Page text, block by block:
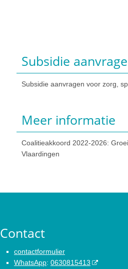
Subsidie
Subsidie aanvragen voor zorg,
Meer informatie
Coalitieakkoord 2022-2026:
Vlaardingen
Contact
contactformulier
WhatsApp: 0630815413